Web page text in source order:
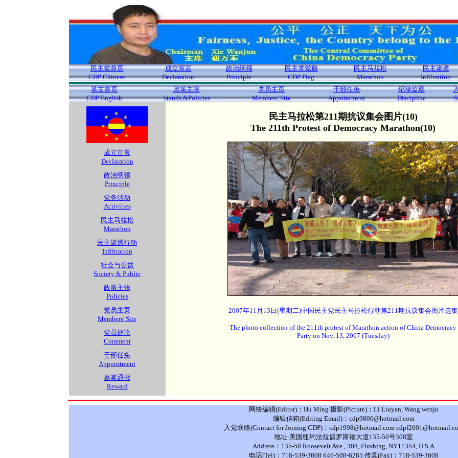
民主党首页
CDP Chinese
成立宣言
Declaration
政治纲领
Principle
民主党党旗
CDP Flag
民主马拉松
Marathon
民主渗透
Infiltration
英文首页
CDP English
政策主张
Stands &Policies
党员主页
Members' Site
干部任免
Appointment
纪律监察
Discipline
成立宣言
Declaration
政治纲领
Principle
党务活动
Activities
民主马拉松
Marathon
民主渗透行动
Infiltration
社会与公益
Society & Public
政策主张
Policies
党员主页
Members' Site
党员评论
Comment
干部任免
Appointment
嘉奖通报
Reward
民主马拉松第211期抗议集会图片(10)
The 211th Protest of Democracy Marathon(10)
2007年11月13日(星期二)中国民主党民主马拉松行动第211期抗议集会图片选集
The photo collection of the 211th protest of Marathon action of China Democracy
Party on Nov. 13, 2007 (Tuesday)
网络编辑(Editor)：Hu Ming 摄影(Picture)：Li Liuyan, Wang wenju
编辑信箱(Editing Email)：cdp9806@hotmail.com
入党联络(Contact for Joining CDP)：cdp1998@hotmail.com
地址:美国纽约法拉盛罗斯福大道135-50号308室
Address：135-50 Roosevelt Ave., 308, Flushing, NY11354, U.S.A
电话(Tel)：718-539-3608 646-508-6285 传真(Fax)：718-539-3608